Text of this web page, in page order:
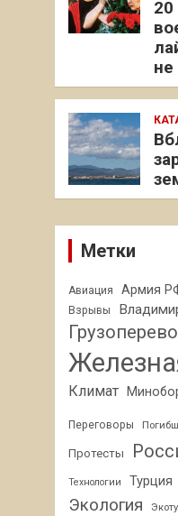
20
не
Метки
Авиация Армия
Взрывы
Климат
Переговоры
Протесты
Технологии Турция
Экология